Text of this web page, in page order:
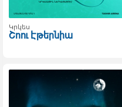
Կրկես
Շոու Էթերնիա